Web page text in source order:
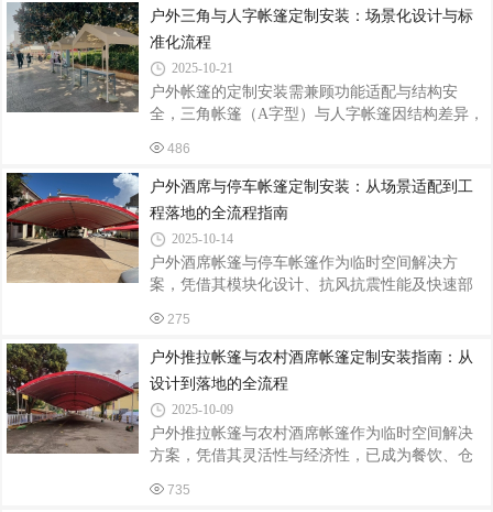
插座）、操作方式（遥控/手机APP/智能语音）
之选。定制设计：融合功能与美学阳光版四柱亭
的定制核心在于“量身打造”。设计师会先与业主深
入沟通，了解场地特点、使用需求及风格偏好。
若场地位于花园中，亭子可设计成与周边花卉相
呼应的清新风格，采用浅色系木材，搭配镂空雕
花装饰，阳光透过雕花洒下斑驳光影，营造出浪
漫氛围；若用于商业广场，则可选用现代简约风
户外三角与人字帐篷定制安装：场景化设计与标
准化流程
2025-10-21
户外帐篷的定制安装需兼顾功能适配与结构安
全，三角帐篷（A字型）与人字帐篷因结构差异，
场景化需求拆解、材料工艺选择及标准化安装流
程三方面展开分析。一、场景化需求驱动定制设
计三角帐篷多用于高强度抗风场景，如高原露营
或沿海集市。某户外品牌为沿海文创市集定制的
三角帐篷，采用6061-T6铝合金框架，抗弯强度达
320MPa，配合加厚PVC涂层布（防水等级
IPX5），在8级风速下仍保持结构稳定。设计上增
设360°环形储物袋，可承载50kg设备，满足摊主
示
486
户外酒席与停车帐篷定制安装：从场景适配到工
程落地的全流程指南
2025-10-14
户外酒席帐篷与停车帐篷作为临时空间解决方
案，凭借其模块化设计、抗风抗震性能及快速部
装备。当前行业通过材料升级、智能控制及定制
化服务，实现了功能与美学的双重突破。一、结
构选型：场景驱动的设计逻辑酒席帐篷需承载
200kg/m²活荷载，主梁采用30mm×50mm镀锌方
管，篷布选用800D涂银防水牛津布，防水指数达
3000MM，可应对暴雨级降水。某四川厂商的定制
产品通过加装双层中空玻璃视窗，在保证透光率
的同时提升保温性能，使冬季宴席室内温度提升
275
户外推拉帐篷与农村酒席帐篷定制安装指南：从
设计到落地的全流程
2025-10-09
户外推拉帐篷与农村酒席帐篷作为临时空间解决
方案，凭借其灵活性与经济性，已成为餐饮、仓
钢骨架+PVC双涂层篷布结构，抗风等级达8级，
735